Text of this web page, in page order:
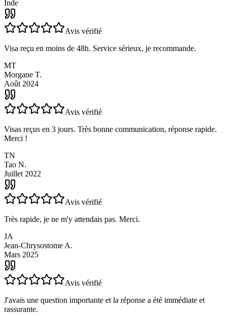
AD
Alpha D.
Juillet 2023
Inde
Visa reçu en moins de 48h. Service sérieux, je recommande.
MT
Morgane T.
Août 2024
Visas reçus en 3 jours. Très bonne communication, réponse rapide.
Merci !
TN
Tao N.
Juillet 2022
Très rapide, je ne m'y attendais pas. Merci.
JA
Jean-Chrysostome A.
Mars 2025